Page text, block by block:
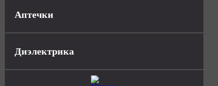
Аптечки
Диэлектрика